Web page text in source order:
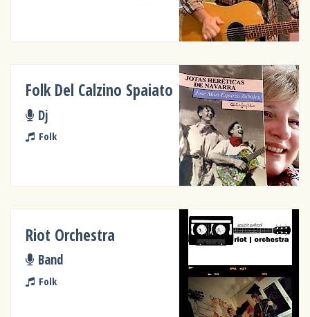
Folk Del Calzino Spaiato
Dj
Folk
Riot Orchestra
Band
Folk